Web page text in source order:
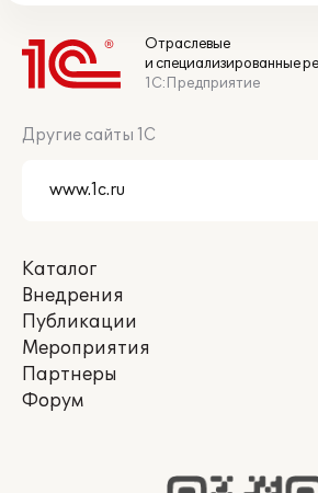
Отраслевые
и специализированные
1С:Предприятие
Другие сайты 1С
Каталог
Внедрения
Публикации
Мероприятия
Партнеры
Форум